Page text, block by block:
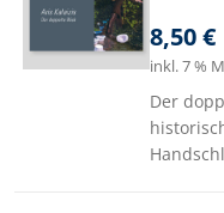
8,50€
inkl. 7 %
Der